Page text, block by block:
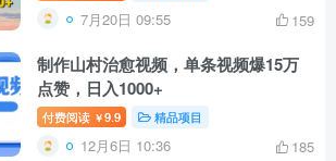
7月20日 09:55 159
制作山村治愈视频，单条视频爆15万
点赞，日入1000+
付费阅读 ￥9.9 精品项目
12月6日 10:36 185